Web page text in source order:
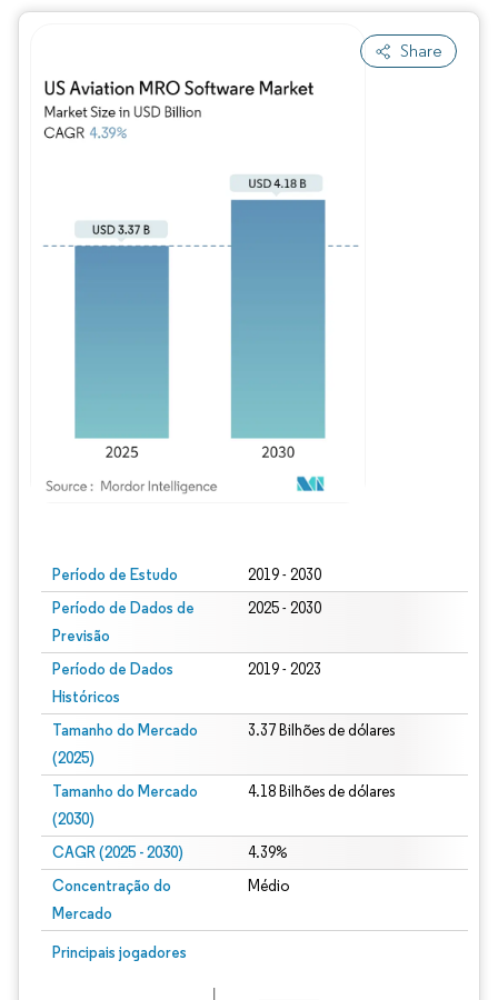
Share
Período de Estudo 2019 - 2030
Período de Dados de
Previsão
2025 - 2030
Período de Dados
Históricos
2019 - 2023
Tamanho do Mercado
(2025)
3.37 Bilhões de dólares
Tamanho do Mercado
(2030)
4.18 Bilhões de dólares
CAGR (2025 - 2030) 4.39%
Concentração do
Mercado
Médio
Principais jogadores